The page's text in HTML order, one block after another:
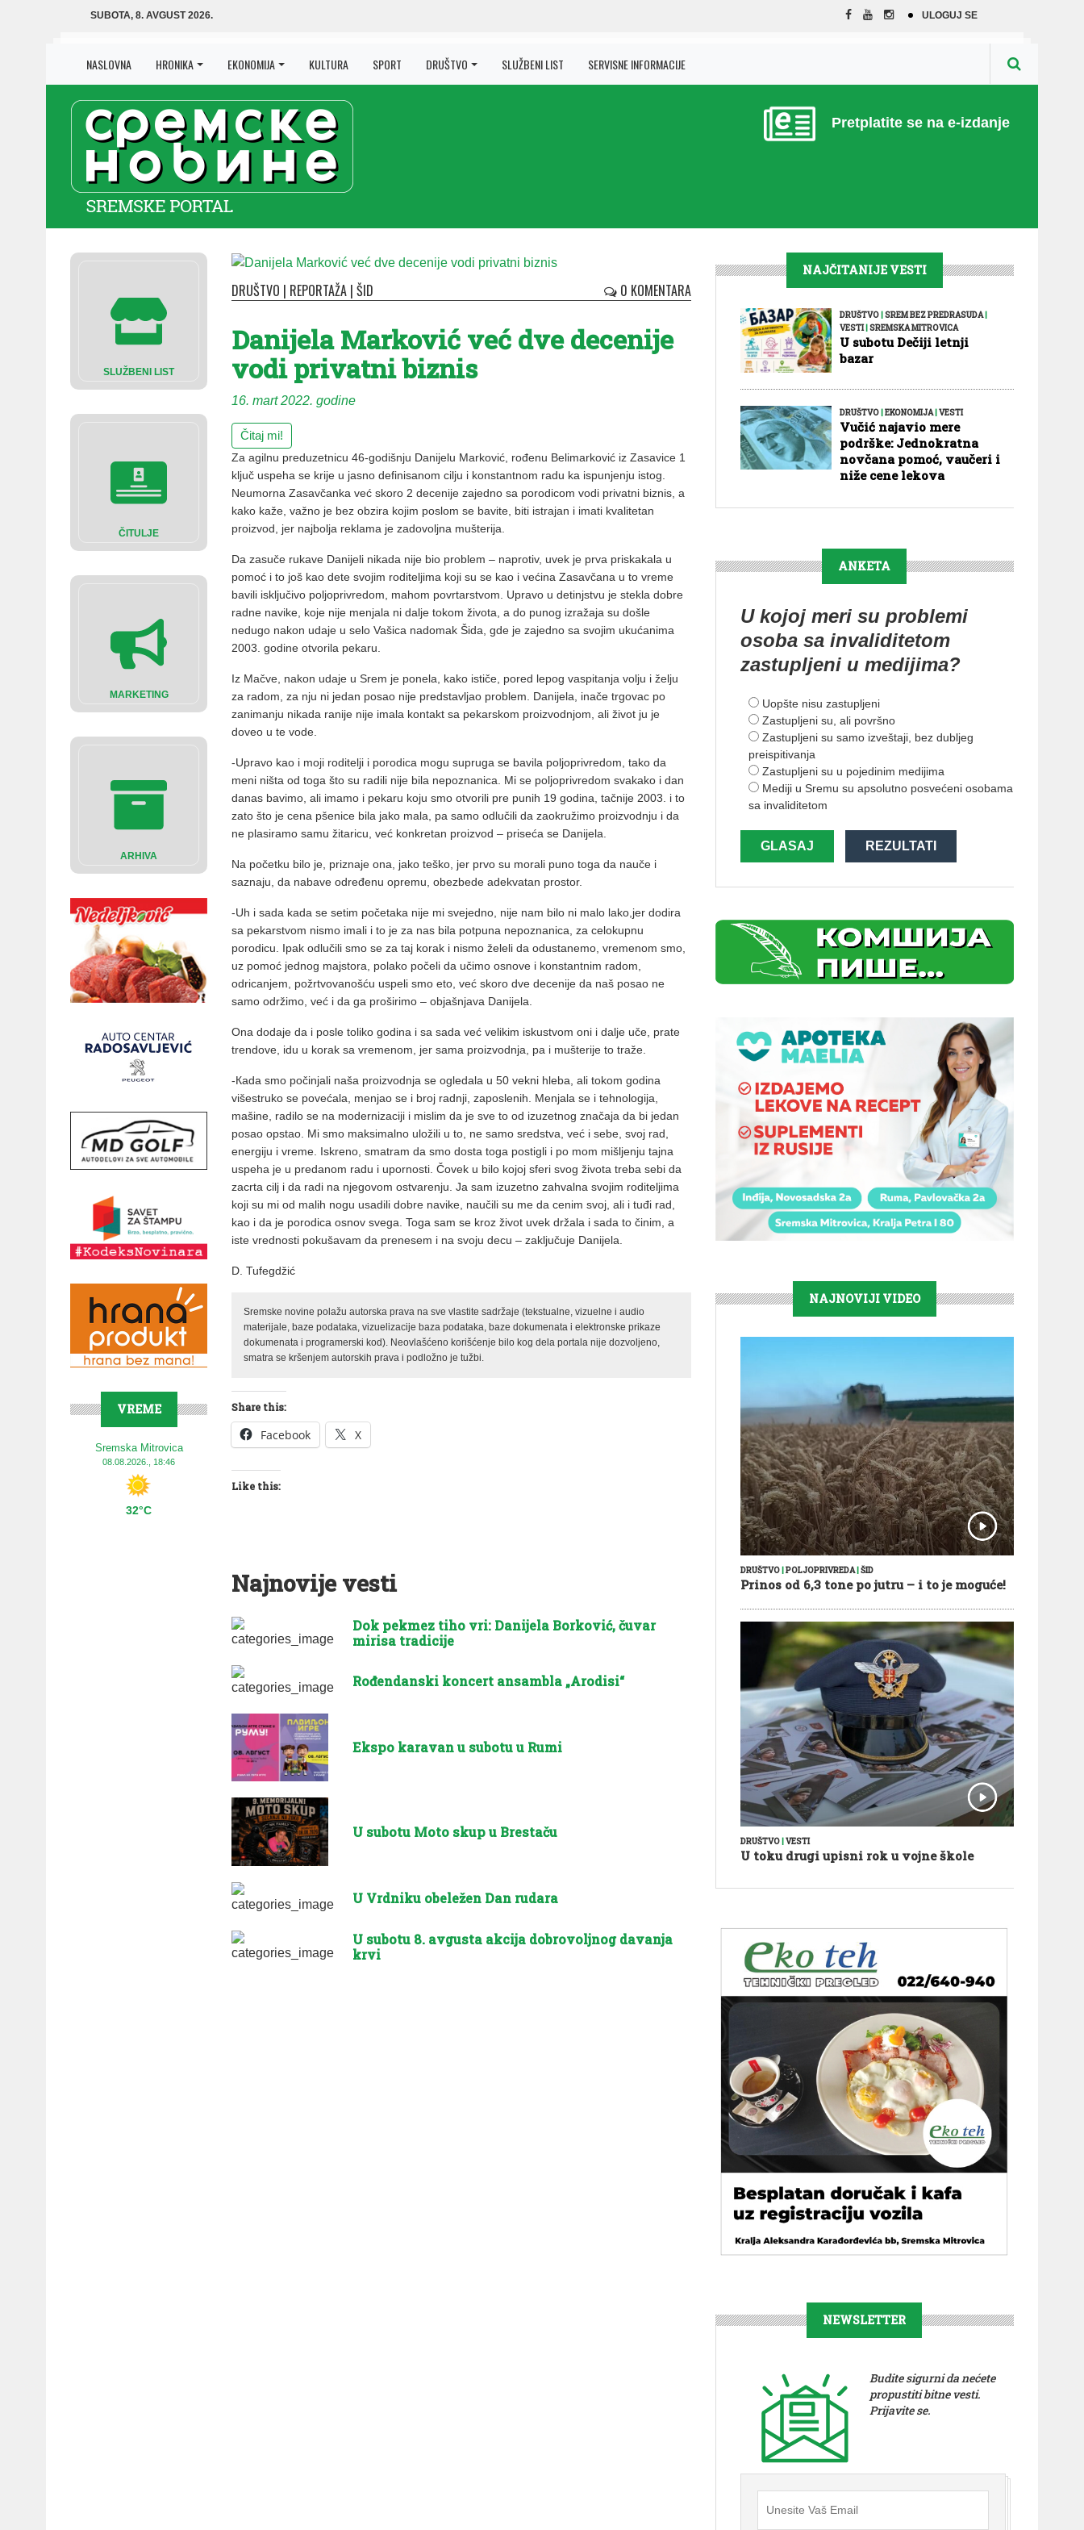
SUBOTA, 8. AVGUST 2026. ULOGUJ SE
NASLOVNA HRONIKA EKONOMIJA KULTURA SPORT DRUŠTVO SLUŽBENI LIST SERVISNE INFORMACIJE
Pretplatite se na e-izdanje
SLUŽBENI LIST
ČITULJE
MARKETING
ARHIVA
VREME
Sremska Mitrovica
08.08.2026., 18:46
32°C
DRUŠTVO | REPORTAŽA | ŠID 0 KOMENTARA
Danijela Marković već dve decenije
vodi privatni biznis
16. mart 2022. godine
Čitaj mi!
Za agilnu preduzetnicu 46-godišnju Danijelu Marković, rođenu Belimarković iz Zasavice 1
ključ uspeha se krije u jasno definisanom cilju i konstantnom radu ka ispunjenju istog.
Neumorna Zasavčanka već skoro 2 decenije zajedno sa porodicom vodi privatni biznis, a
kako kaže, važno je bez obzira kojim poslom se bavite, biti istrajan i imati kvalitetan
proizvod, jer najbolja reklama je zadovoljna mušterija.
Da zasuče rukave Danijeli nikada nije bio problem – naprotiv, uvek je prva priskakala u
pomoć i to još kao dete svojim roditeljima koji su se kao i većina Zasavčana u to vreme
bavili isključivo poljoprivredom, mahom povrtarstvom. Upravo u detinjstvu je stekla dobre
radne navike, koje nije menjala ni dalje tokom života, a do punog izražaja su došle
nedugo nakon udaje u selo Vašica nadomak Šida, gde je zajedno sa svojim ukućanima
2003. godine otvorila pekaru.
Iz Mačve, nakon udaje u Srem je ponela, kako ističe, pored lepog vaspitanja volju i želju
za radom, za nju ni jedan posao nije predstavljao problem. Danijela, inače trgovac po
zanimanju nikada ranije nije imala kontakt sa pekarskom proizvodnjom, ali život ju je
doveo u te vode.
-Upravo kao i moji roditelji i porodica mogu supruga se bavila poljoprivredom, tako da
meni ništa od toga što su radili nije bila nepoznanica. Mi se poljoprivredom svakako i dan
danas bavimo, ali imamo i pekaru koju smo otvorili pre punih 19 godina, tačnije 2003. i to
zato što je cena pšenice bila jako mala, pa samo odlučili da zaokružimo proizvodnju i da
ne plasiramo samu žitaricu, već konkretan proizvod – priseća se Danijela.
Na početku bilo je, priznaje ona, jako teško, jer prvo su morali puno toga da nauče i
saznaju, da nabave određenu opremu, obezbede adekvatan prostor.
-Uh i sada kada se setim početaka nije mi svejedno, nije nam bilo ni malo lako,jer dodira
sa pekarstvom nismo imali i to je za nas bila potpuna nepoznanica, za celokupnu
porodicu. Ipak odlučili smo se za taj korak i nismo želeli da odustanemo, vremenom smo,
uz pomoć jednog majstora, polako počeli da učimo osnove i konstantnim radom,
odricanjem, požrtvovanošću uspeli smo eto, već skoro dve decenije da naš posao ne
samo održimo, već i da ga proširimo – objašnjava Danijela.
Ona dodaje da i posle toliko godina i sa sada već velikim iskustvom oni i dalje uče, prate
trendove, idu u korak sa vremenom, jer sama proizvodnja, pa i mušterije to traže.
-Кada smo počinjali naša proizvodnja se ogledala u 50 vekni hleba, ali tokom godina
višestruko se povećala, menjao se i broj radnji, zaposlenih. Menjala se i tehnologija,
mašine, radilo se na modernizaciji i mislim da je sve to od izuzetnog značaja da bi jedan
posao opstao. Mi smo maksimalno uložili u to, ne samo sredstva, već i sebe, svoj rad,
energiju i vreme. Iskreno, smatram da smo dosta toga postigli i po mom mišljenju tajna
uspeha je u predanom radu i upornosti. Čovek u bilo kojoj sferi svog života treba sebi da
zacrta cilj i da radi na njegovom ostvarenju. Ja sam izuzetno zahvalna svojim roditeljima
koji su mi od malih nogu usadili dobre navike, naučili su me da cenim svoj, ali i tuđi rad,
kao i da je porodica osnov svega. Toga sam se kroz život uvek držala i sada to činim, a
iste vrednosti pokušavam da prenesem i na svoju decu – zaključuje Danijela.
D. Tufegdžić
Sremske novine polažu autorska prava na sve vlastite sadržaje (tekstualne, vizuelne i audio
materijale, baze podataka, vizuelizacije baza podataka, baze dokumenata i elektronske prikaze
dokumenata i programerski kod). Neovlašćeno korišćenje bilo kog dela portala nije dozvoljeno,
smatra se kršenjem autorskih prava i podložno je tužbi.
Share this:
Facebook X
Like this:
Najnovije vesti
Dok pekmez tiho vri: Danijela Borković, čuvar
mirisa tradicije
Rođendanski koncert ansambla „Arodisi“
Ekspo karavan u subotu u Rumi
U subotu Moto skup u Brestaču
U Vrdniku obeležen Dan rudara
U subotu 8. avgusta akcija dobrovoljnog davanja
krvi
NAJČITANIJE VESTI
DRUŠTVO|SREM BEZ PREDRASUDA|
VESTI|SREMSKA MITROVICA
U subotu Dečiji letnji
bazar
DRUŠTVO|EKONOMIJA|VESTI
Vučić najavio mere
podrške: Jednokratna
novčana pomoć, vaučeri i
niže cene lekova
ANKETA
U kojoj meri su problemi
osoba sa invaliditetom
zastupljeni u medijima?
Uopšte nisu zastupljeni
Zastupljeni su, ali površno
Zastupljeni su samo izveštaji, bez dubljeg
preispitivanja
Zastupljeni su u pojedinim medijima
Mediji u Sremu su apsolutno posvećeni osobama
sa invaliditetom
GLASAJ REZULTATI
NAJNOVIJI VIDEO
DRUŠTVO|POLJOPRIVREDA|ŠID
Prinos od 6,3 tone po jutru – i to je moguće!
DRUŠTVO VESTI
U toku drugi upisni rok u vojne škole
NEWSLETTER
Budite sigurni da nećete
propustiti bitne vesti.
Prijavite se.